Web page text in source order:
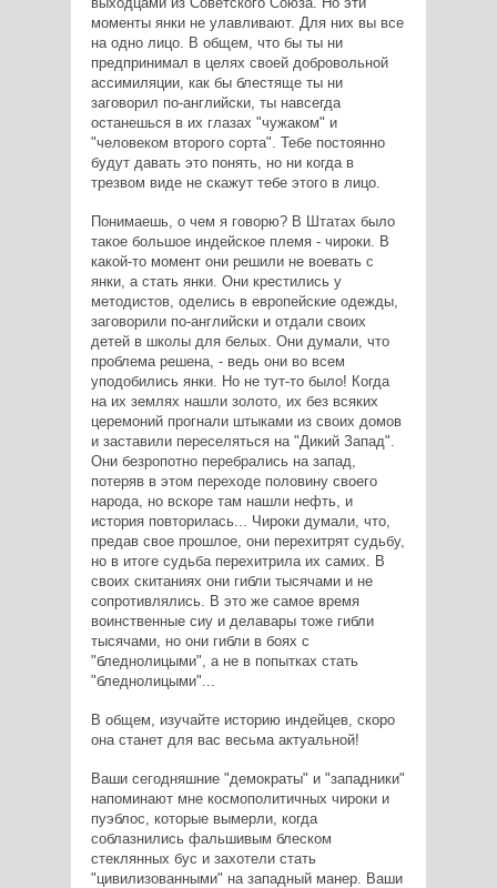
моменты янки не улавливают. Для них вы все
на одно лицо. В общем, что бы ты ни
предпринимал в целях своей добровольной
ассимиляции, как бы блестяще ты ни
заговорил по-английски, ты навсегда
останешься в их глазах "чужаком" и
"человеком второго сорта". Тебе постоянно
будут давать это понять, но ни когда в
трезвом виде не скажут тебе этого в лицо.
Понимаешь, о чем я говорю? В Штатах было
такое большое индейское племя - чироки. В
какой-то момент они решили не воевать с
янки, а стать янки. Они крестились у
методистов, оделись в европейские одежды,
заговорили по-английски и отдали своих
детей в школы для белых. Они думали, что
проблема решена, - ведь они во всем
уподобились янки. Но не тут-то было! Когда
на их землях нашли золото, их без всяких
церемоний прогнали штыками из своих домов
и заставили переселяться на "Дикий Запад".
Они безропотно перебрались на запад,
потеряв в этом переходе половину своего
народа, но вскоре там нашли нефть, и
история повторилась... Чироки думали, что,
предав свое прошлое, они перехитрят судьбу,
но в итоге судьба перехитрила их самих. В
своих скитаниях они гибли тысячами и не
сопротивлялись. В это же самое время
воинственные сиу и делавары тоже гибли
тысячами, но они гибли в боях с
"бледнолицыми", а не в попытках стать
"бледнолицыми"...
В общем, изучайте историю индейцев, скоро
она станет для вас весьма актуальной!
Ваши сегодняшние "демократы" и "западники"
напоминают мне космополитичных чироки и
пуэблос, которые вымерли, когда
соблазнились фальшивым блеском
стеклянных бус и захотели стать
"цивилизованными" на западный манер. Ваши